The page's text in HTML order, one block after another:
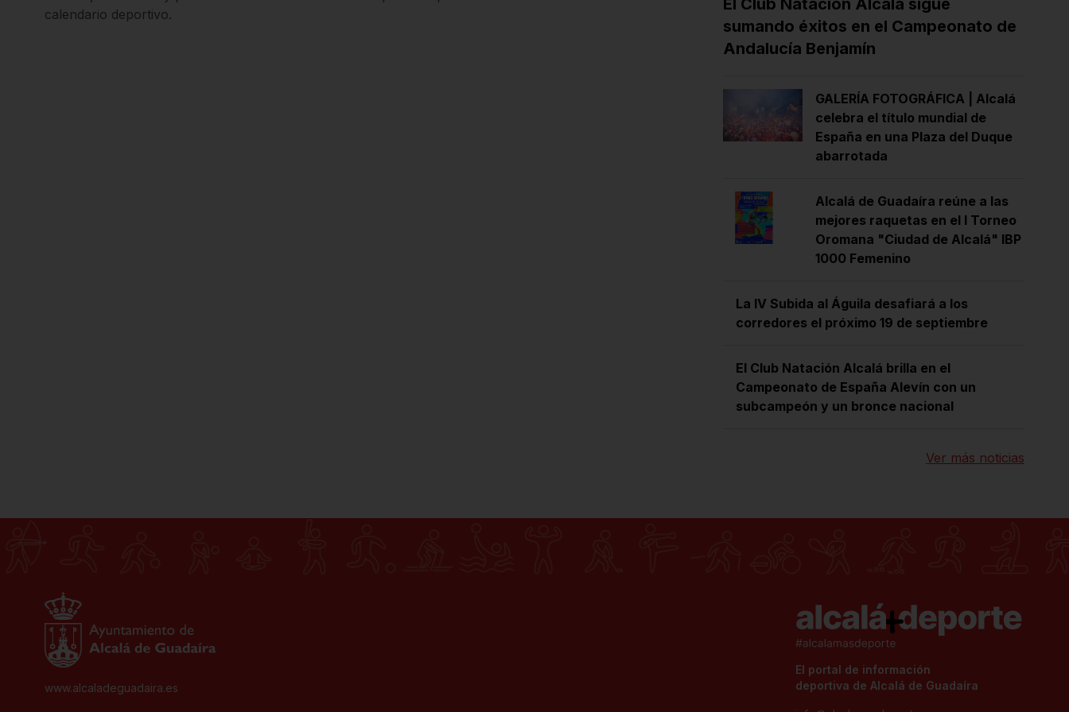
calendario deportivo.
sumando éxitos en el Campeonato de
Andalucía Benjamín
GALERÍA FOTOGRÁFICA | Alcalá
celebra el título mundial de
España en una Plaza del Duque
abarrotada
Alcalá de Guadaíra reúne a las
mejores raquetas en el I Torneo
Oromana "Ciudad de Alcalá" IBP
1000 Femenino
La IV Subida al Águila desafiará a los
corredores el próximo 19 de septiembre
El Club Natación Alcalá brilla en el
Campeonato de España Alevín con un
subcampeón y un bronce nacional
Ver más noticias
www.alcaladeguadaira.es
El portal de información
deportiva de Alcalá de Guadaíra